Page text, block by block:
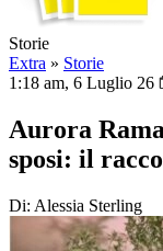
Storie
Extra » Storie
1:18 am, 6 Luglio 26
Aurora
sposi: il
Di: Alessia Sterling